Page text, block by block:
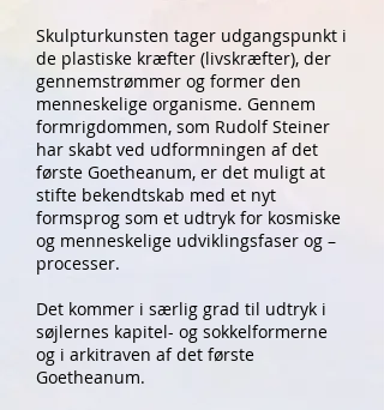
Skulpturkunsten tager udgangspunkt i
de plastiske kræfter (livskræfter), der
gennemstrømmer og former den
menneskelige organisme. Gennem
formrigdommen, som Rudolf Steiner
har skabt ved udformningen af det
første Goetheanum, er det muligt at
stifte bekendtskab med et nyt
formsprog som et udtryk for kosmiske
og menneskelige udviklingsfaser og –
processer.
Det kommer i særlig grad til udtryk i
søjlernes kapitel- og sokkelformerne
og i arkitraven af det første
Goetheanum.